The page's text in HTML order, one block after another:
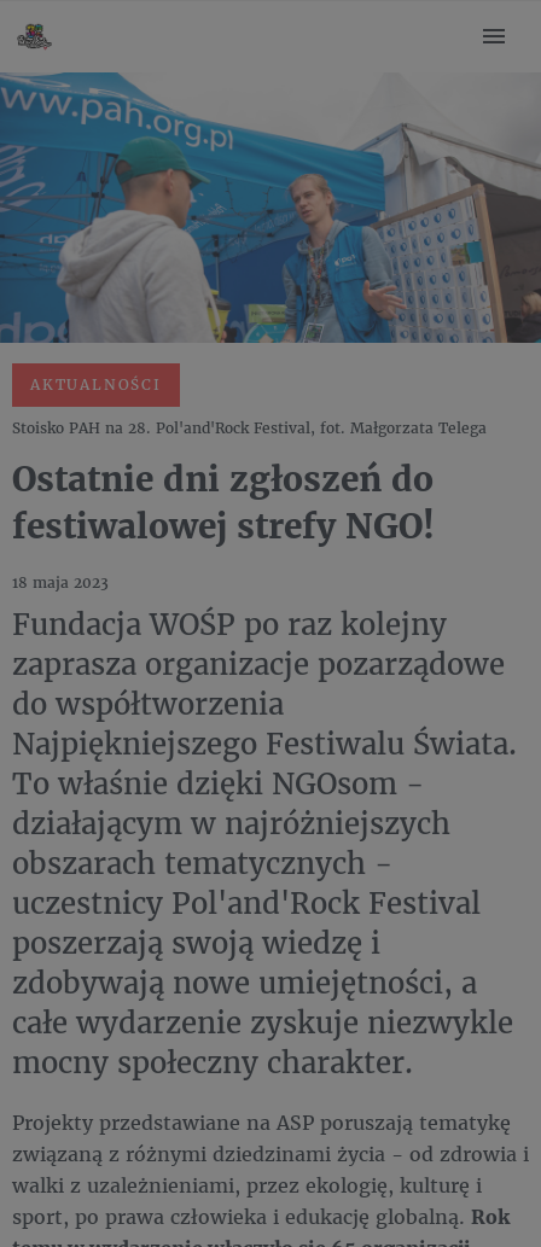
AKTUALNOŚCI
Stoisko PAH na 28. Pol'and'Rock Festival, fot. Małgorzata Telega
Ostatnie dni zgłoszeń do
festiwalowej strefy NGO!
18 maja 2023
Fundacja WOŚP po raz kolejny
zaprasza organizacje pozarządowe
do współtworzenia
Najpiękniejszego Festiwalu Świata.
To właśnie dzięki NGOsom -
działającym w najróżniejszych
obszarach tematycznych -
uczestnicy Pol'and'Rock Festival
poszerzają swoją wiedzę i
zdobywają nowe umiejętności, a
całe wydarzenie zyskuje niezwykle
mocny społeczny charakter.
Projekty przedstawiane na ASP poruszają tematykę
związaną z różnymi dziedzinami życia - od zdrowia i
walki z uzależnieniami, przez ekologię, kulturę i
sport, po prawa człowieka i edukację globalną. Rok